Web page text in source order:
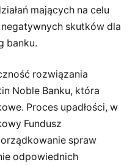
mających na celu
skutków dla
banku.
rozwiązania
Noble Banku, która
Proces upadłości, w
Fundusz
spraw
odpowiednich